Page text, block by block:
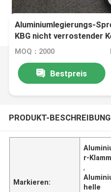
Aluminiumlegierungs-
KBG nicht verrostender
MOQ：2000
Bestpreis
PRODUKT-BESCHREIBUNG
Markieren:
r-
,
helle